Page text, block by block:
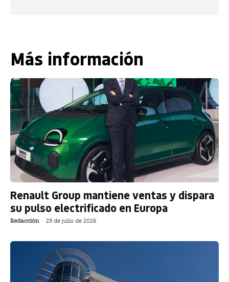
Más información
Renault Group mantiene ventas y dispara
su pulso electrificado en Europa
Redacción - 29 de julio de 2026